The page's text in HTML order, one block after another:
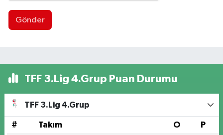
Gönder
TFF 3.Lig 4.Grup Puan Durumu
TFF 3.Lig 4.Grup
# Takım O P